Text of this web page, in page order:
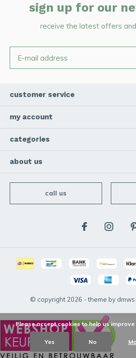
sign up for our
receive the latest offers
customer service
my account
categories
about us
call us
© copyright 2026 - theme by dmws
Please accept cookies to help us improve
Yes No